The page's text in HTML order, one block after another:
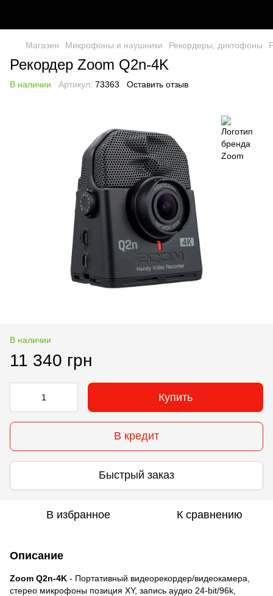
Магазин Микрофоны и наушники Рекордеры, диктофоны
Рекордер Zoom Q2n-4K
В наличии Артикул: 73363 Оставить отзыв
В наличии
11 340 грн
Купить
В кредит
Быстрый заказ
В избранное К сравнению
Описание
Zoom Q2n-4K - Портативный видеорекордер/видеокамера,
стерео микрофоны позиция XY, запись аудио 24-bit/96k,